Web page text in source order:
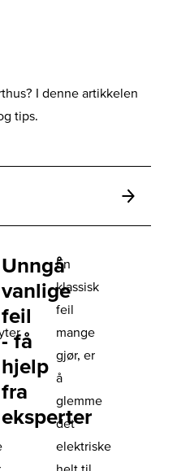
I denne artikkelen
tips.
Unngå
vanlige
feil
- få
hjelp
fra
eksperter
En
klassisk
feil
mange
gjør, er
å
glemme
det
elektriske